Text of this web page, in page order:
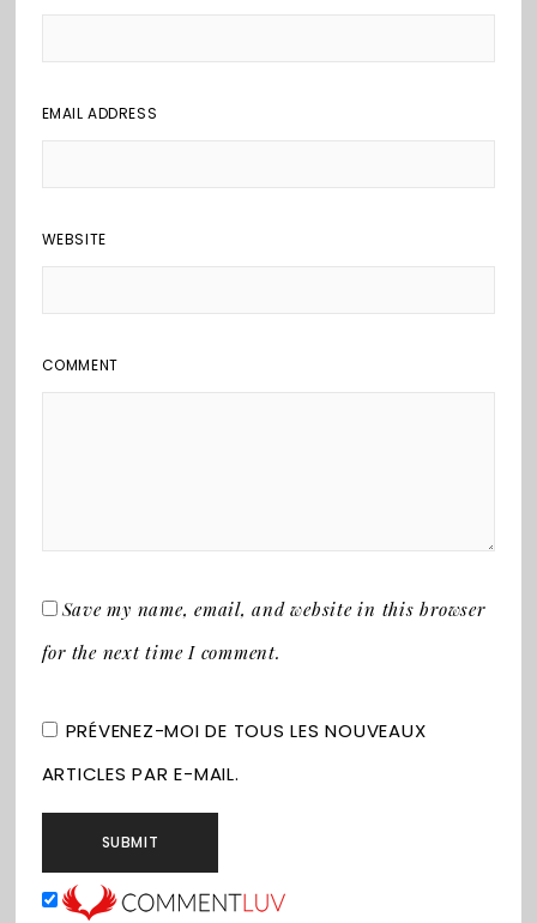
EMAIL ADDRESS
WEBSITE
COMMENT
Save my name, email, and website in this browser
for the next time I comment.
PRÉVENEZ-MOI DE TOUS LES NOUVEAUX
ARTICLES PAR E-MAIL.